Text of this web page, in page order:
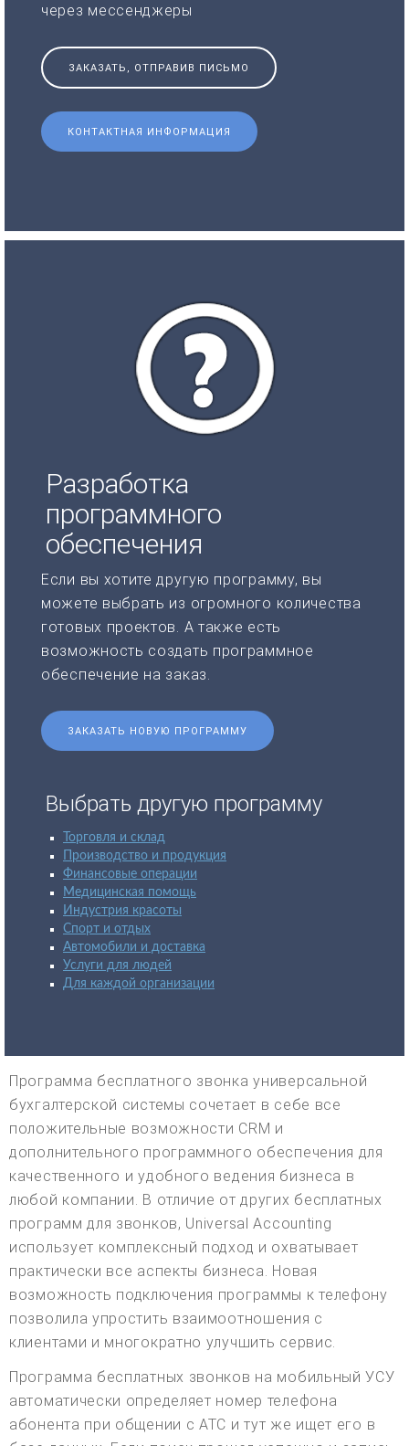
через мессенджеры
ЗАКАЗАТЬ, ОТПРАВИВ ПИСЬМО
КОНТАКТНАЯ ИНФОРМАЦИЯ
Разработка
программного
обеспечения
Если вы хотите другую программу, вы
можете выбрать из огромного количества
готовых проектов. А также есть
возможность создать программное
обеспечение на заказ.
ЗАКАЗАТЬ НОВУЮ ПРОГРАММУ
Выбрать другую программу
Торговля и склад
Производство и продукция
Финансовые операции
Медицинская помощь
Индустрия красоты
Спорт и отдых
Автомобили и доставка
Услуги для людей
Для каждой организации
Программа бесплатного звонка универсальной
бухгалтерской системы сочетает в себе все
положительные возможности CRM и
дополнительного программного обеспечения для
качественного и удобного ведения бизнеса в
любой компании. В отличие от других бесплатных
программ для звонков, Universal Accounting
использует комплексный подход и охватывает
практически все аспекты бизнеса. Новая
возможность подключения программы к телефону
позволила упростить взаимоотношения с
клиентами и многократно улучшить сервис.
Программа бесплатных звонков на мобильный УСУ
автоматически определяет номер телефона
абонента при общении с АТС и тут же ищет его в